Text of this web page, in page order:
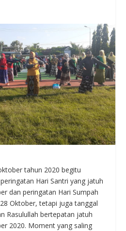
tahun 2020 begitu
Hari Santri yang jatuh
dan peringatan Hari Sumpah
Oktober, tetapi juga tanggal
Rasulullah bertepatan jatuh
2020. Moment yang saling